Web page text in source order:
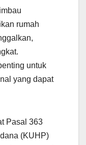
rumah
untuk
yang dapat
Pasal 363
(KUHP)